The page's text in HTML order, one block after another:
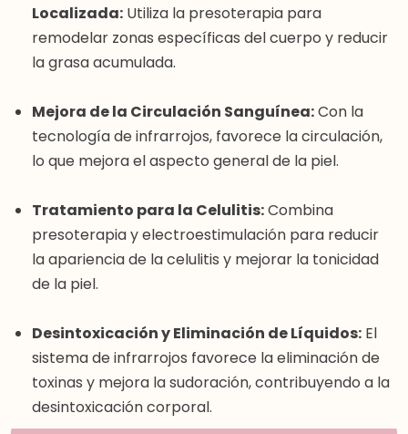
Localizada: Utiliza la presoterapia para
remodelar zonas específicas del cuerpo y reducir
la grasa acumulada.
Mejora de la Circulación Sanguínea:Con la
tecnología de infrarrojos, favorece la circulación,
lo que mejora el aspecto general de la piel.
Tratamiento para la Celulitis:Combina
presoterapia y electroestimulación para reducir
la apariencia de la celulitis y mejorar la tonicidad
de la piel.
Desintoxicación y Eliminación de Líquidos: El
sistema de infrarrojos favorece la eliminación de
toxinas y mejora la sudoración, contribuyendo a la
desintoxicación corporal.